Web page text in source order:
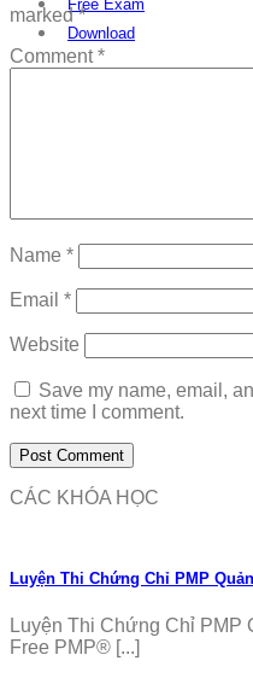
Free Exam
Download
marked*
Comment*
Name *
Email *
Website
Save my name, email,
next time I comment.
CÁC KHÓA HỌC
Luyện Thi Chứng Chỉ PMP
Luyện Thi Chứng Chỉ PMP
Free PMP® [...]